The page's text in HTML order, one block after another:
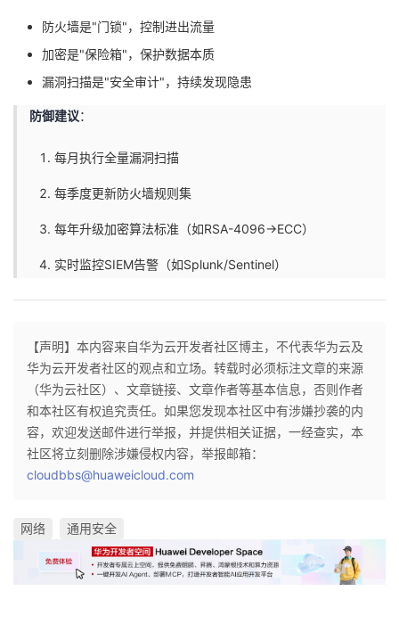
防火墙是"门锁"，控制进出流量
加密是"保险箱"，保护数据本质
漏洞扫描是"安全审计"，持续发现隐患
防御建议：
每月执行全量漏洞扫描
每季度更新防火墙规则集
每年升级加密算法标准（如RSA-4096→ECC）
实时监控SIEM告警（如Splunk/Sentinel）
【声明】本内容来自华为云开发者社区博主，不代表华为云及
华为云开发者社区的观点和立场。转载时必须标注文章的来源
（华为云社区）、文章链接、文章作者等基本信息，否则作者
和本社区有权追究责任。如果您发现本社区中有涉嫌抄袭的内
容，欢迎发送邮件进行举报，并提供相关证据，一经查实，本
社区将立刻删除涉嫌侵权内容，举报邮箱：
cloudbbs@huaweicloud.com
网络 通用安全